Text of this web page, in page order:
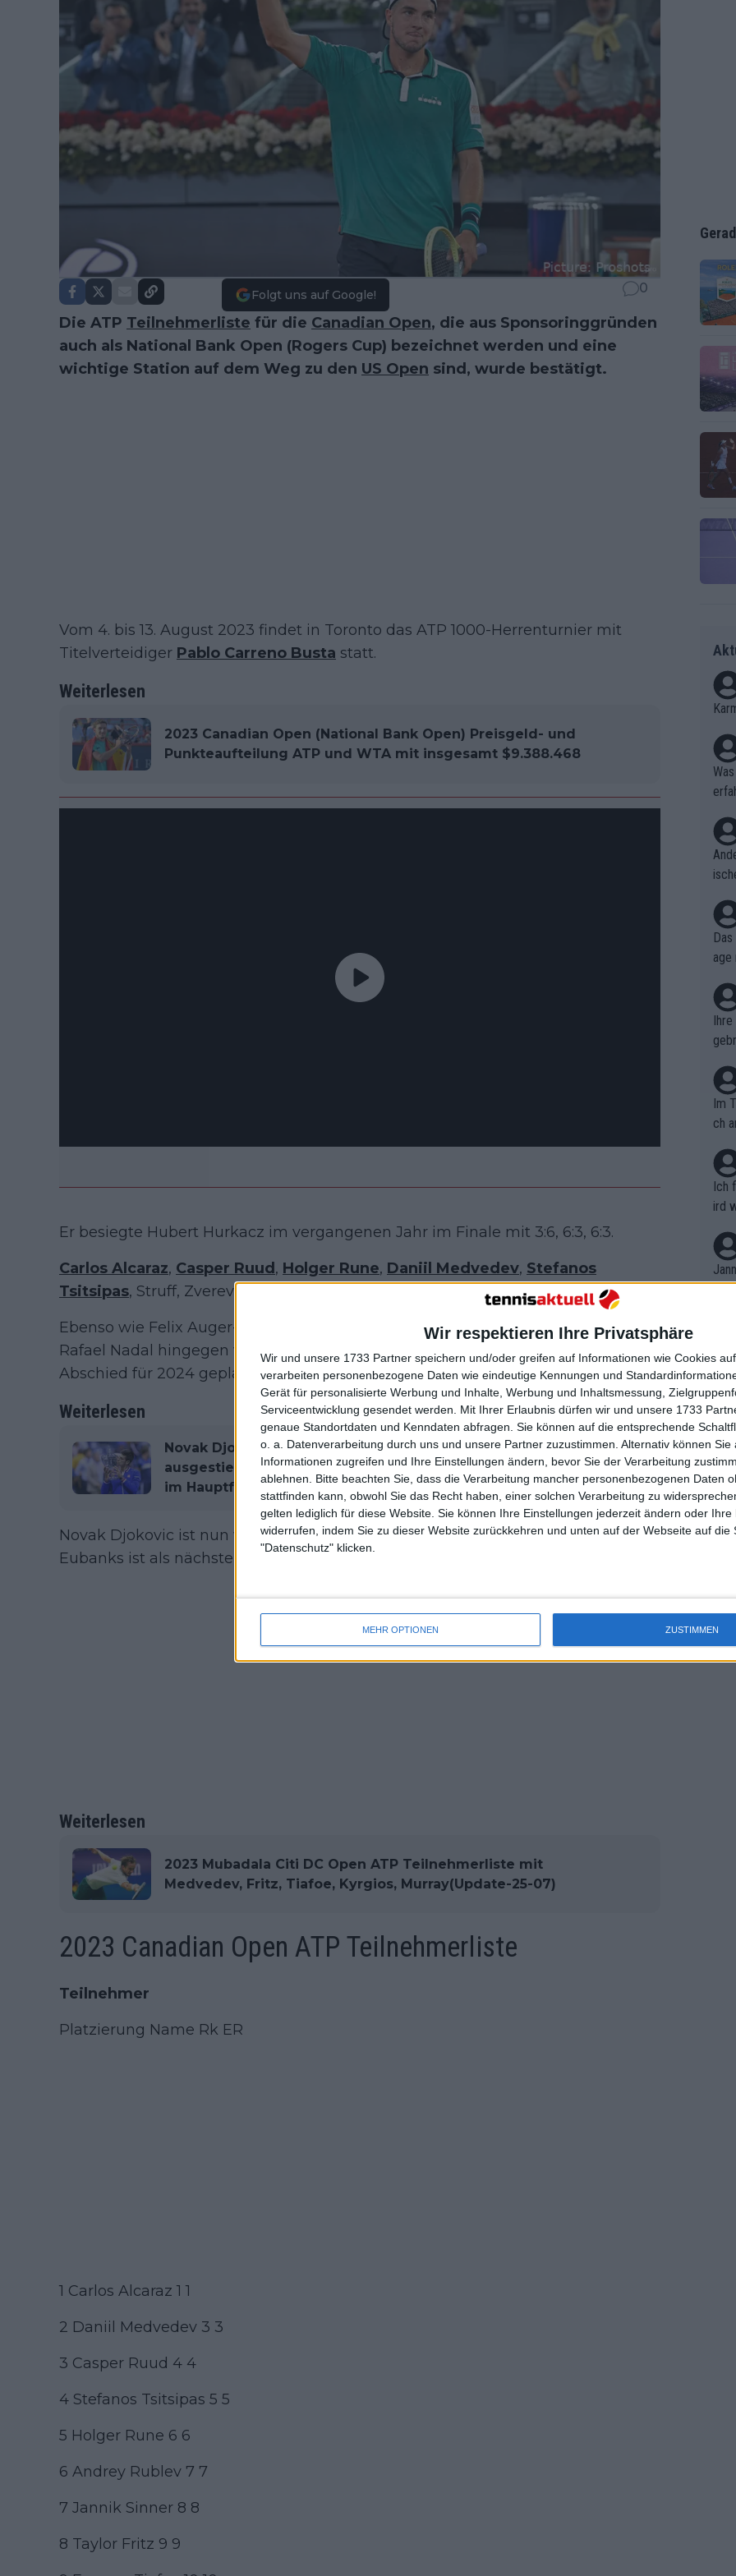
Wir respektieren Ihre Privatsphäre
Wir und unsere 1733 Partner speichern und/oder greifen auf Informationen wie Cookies
verarbeiten personenbezogene Daten wie eindeutige Kennungen und
Gerät für personalisierte Werbung und Inhalte, Werbung und Inhaltsmessung,
Serviceentwicklung gesendet werden. Mit Ihrer Erlaubnis dürfen wir und unsere 1733
genaue Standortdaten und Kenndaten abfragen. Sie können auf die entsprechende
o. a. Datenverarbeitung durch uns und unsere Partner zuzustimmen. Alternativ können Sie
Informationen zugreifen und Ihre Einstellungen ändern, bevor Sie der Verarbeitung
ablehnen. Bitte beachten Sie, dass die Verarbeitung mancher personenbezogenen Daten
stattfinden kann, obwohl Sie das Recht haben, einer solchen Verarbeitung zu
gelten lediglich für diese Website. Sie können Ihre Einstellungen jederzeit ändern oder Ihre
widerrufen, indem Sie zu dieser Website zurückkehren und unten auf der Webseite auf die
"Datenschutz" klicken.
MEHR OPTIONEN ZUSTIMMEN
Folgt uns auf Google! 0
Die ATP Teilnehmerliste für die Canadian Open, die aus Sponsoringgründen
auch als National Bank Open (Rogers Cup) bezeichnet werden und eine
wichtige Station auf dem Weg zu den US Open sind, wurde bestätigt.
Vom 4. bis 13. August 2023 findet in Toronto das ATP 1000-Herrenturnier mit
Titelverteidiger Pablo Carreno Busta statt.
Weiterlesen
2023 Canadian Open (National Bank Open) Preisgeld- und
Punkteaufteilung ATP und WTA mit insgesamt $9.388.468
Er besiegte Hubert Hurkacz im vergangenen Jahr im Finale mit 3:6, 6:3, 6:3.
Carlos Alcaraz, Casper Ruud, Holger Rune, Daniil Medvedev, Stefanos
Tsitsipas, Struff, Zverev und andere werden mit von der Partie sein.
Ebenso wie Felix Auger-Aliassime und Denis Shapovalov als Heimhoffnung.
Rafael Nadal hingegen wird in diesem Jahr nicht nach Kanada reisen, da sein
Abschied für 2024 geplant ist.
Weiterlesen
Novak Djokovic offiziell aus den Canadian Open
ausgestiegen, Christopher Eubanks als nächster Teilnehmer
im Hauptfeld
Novak Djokovic ist nun wegen Übermüdung ausgeschieden, Christopher
Eubanks ist als nächster Teilnehmer direkt ins Hauptfeld eingezogen.
Weiterlesen
2023 Mubadala Citi DC Open ATP Teilnehmerliste mit
Medvedev, Fritz, Tiafoe, Kyrgios, Murray(Update-25-07)
2023 Canadian Open ATP Teilnehmerliste
Teilnehmer
Platzierung Name Rk ER
1 Carlos Alcaraz 1 1
2 Daniil Medvedev 3 3
3 Casper Ruud 4 4
4 Stefanos Tsitsipas 5 5
5 Holger Rune 6 6
6 Andrey Rublev 7 7
7 Jannik Sinner 8 8
8 Taylor Fritz 9 9
age
ben.
Im
ch
Ich
ird
r in
em
t,
B.
on
uss
mal
des
n
nt.
kel